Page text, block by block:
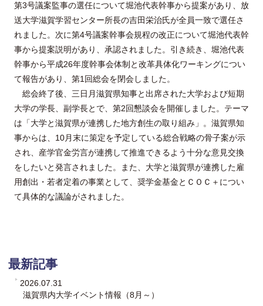
第3号議案監事の選任について堀池代表幹事から提案があり、放
送大学滋賀学習センター所長の吉田栄治氏が全員一致で選任さ
れました。次に第4号議案幹事会規程の改正について堀池代表幹
事から提案説明があり、承認されました。引き続き、堀池代表
幹事から平成26年度幹事会体制と改革具体化ワーキングについ
て報告があり、第1回総会を閉会しました。
総会終了後、三日月滋賀県知事と出席された大学および短期
大学の学長、副学長とで、第2回懇談会を開催しました。テーマ
は「大学と滋賀県が連携した地方創生の取り組み」。滋賀県知
事からは、10月末に策定を予定している総合戦略の骨子案が示
され、産学官金労言が連携して推進できるよう十分な意見交換
をしたいと発言されました。また、大学と滋賀県が連携した雇
用創出・若者定着の事業として、奨学金基金とＣＯＣ＋につい
て具体的な議論がされました。
最新記事
2026.07.31
滋賀県内大学イベント情報（8月～）